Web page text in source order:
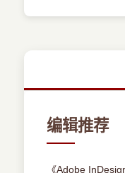
编辑推荐
《Adobe